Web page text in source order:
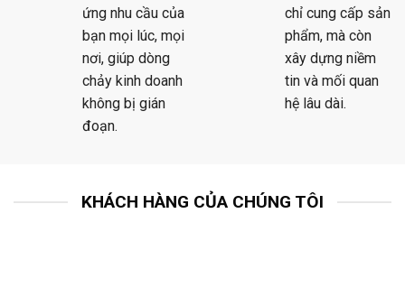
ứng nhu cầu của
bạn mọi lúc, mọi
nơi, giúp dòng
chảy kinh doanh
không bị gián
đoạn.
chỉ cung cấp sản
phẩm, mà còn
xây dựng niềm
tin và mối quan
hệ lâu dài.
KHÁCH HÀNG CỦA CHÚNG TÔI